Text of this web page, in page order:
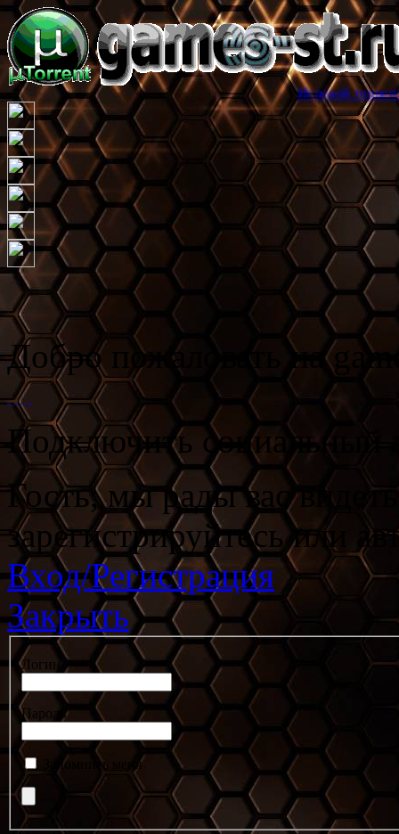
Игровой торрент трекер
Добро пожаловать на
Подключить социальный
Гость, мы рады вас
зарегистрируйтесь или
Вход/Регистрация
Закрыть
Логин
Пароль
Запомнить меня